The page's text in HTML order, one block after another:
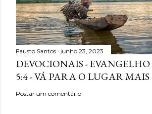
Fausto Santos junho 23, 2023
DEVOCIONAIS -
5:4 - VÁ PARA O LUGAR
Postar um comentário